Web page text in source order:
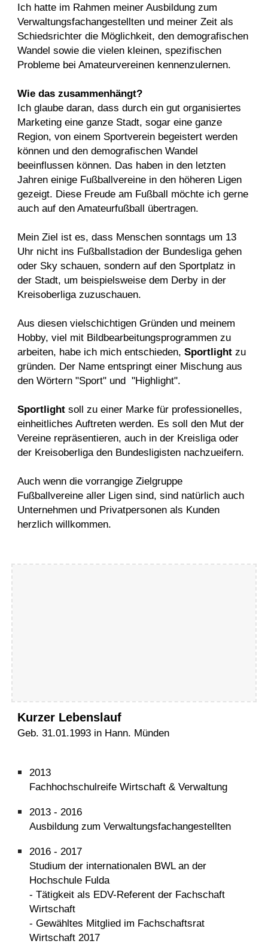
Ich hatte im Rahmen meiner Ausbildung zum
Verwaltungsfachangestellten und meiner Zeit als
Schiedsrichter die Möglichkeit, den demografischen
Wandel sowie die vielen kleinen, spezifischen
Probleme bei Amateurvereinen kennenzulernen.
Wie das zusammenhängt?
Ich glaube daran, dass durch ein gut organisiertes
Marketing eine ganze Stadt, sogar eine ganze
Region, von einem Sportverein begeistert werden
können und den demografischen Wandel
beeinflussen können. Das haben in den letzten
Jahren einige Fußballvereine in den höheren Ligen
gezeigt. Diese Freude am Fußball möchte ich gerne
auch auf den Amateurfußball übertragen.
Mein Ziel ist es, dass Menschen sonntags um 13
Uhr nicht ins Fußballstadion der Bundesliga gehen
oder Sky schauen, sondern auf den Sportplatz in
der Stadt, um beispielsweise dem Derby in der
Kreisoberliga zuzuschauen.
Aus diesen vielschichtigen Gründen und meinem
Hobby, viel mit Bildbearbeitungsprogrammen zu
arbeiten, habe ich mich entschieden,Sportlight zu
gründen. Der Name entspringt einer Mischung aus
den Wörtern "Sport" und "Highlight".
Sportlight soll zu einer Marke für professionelles,
einheitliches Auftreten werden. Es soll den Mut der
Vereine repräsentieren, auch in der Kreisliga oder
der Kreisoberliga den Bundesligisten nachzueifern.
Auch wenn die vorrangige Zielgruppe
Fußballvereine aller Ligen sind, sind natürlich auch
Unternehmen und Privatpersonen als Kunden
herzlich willkommen.
Kurzer Lebenslauf
Geb. 31.01.1993 in Hann. Münden
2013
Fachhochschulreife Wirtschaft & Verwaltung
2013 - 2016
Ausbildung zum Verwaltungsfachangestellten
2016 - 2017
Studium der internationalen BWL an der
Hochschule Fulda
- Tätigkeit als EDV-Referent der Fachschaft
Wirtschaft
- Gewähltes Mitglied im Fachschaftsrat
Wirtschaft 2017